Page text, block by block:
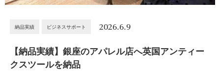
納品実績 ビジネスサポート 2026.6.9
【納品実績】銀座のアパレル店へ英国アンティー
クスツールを納品